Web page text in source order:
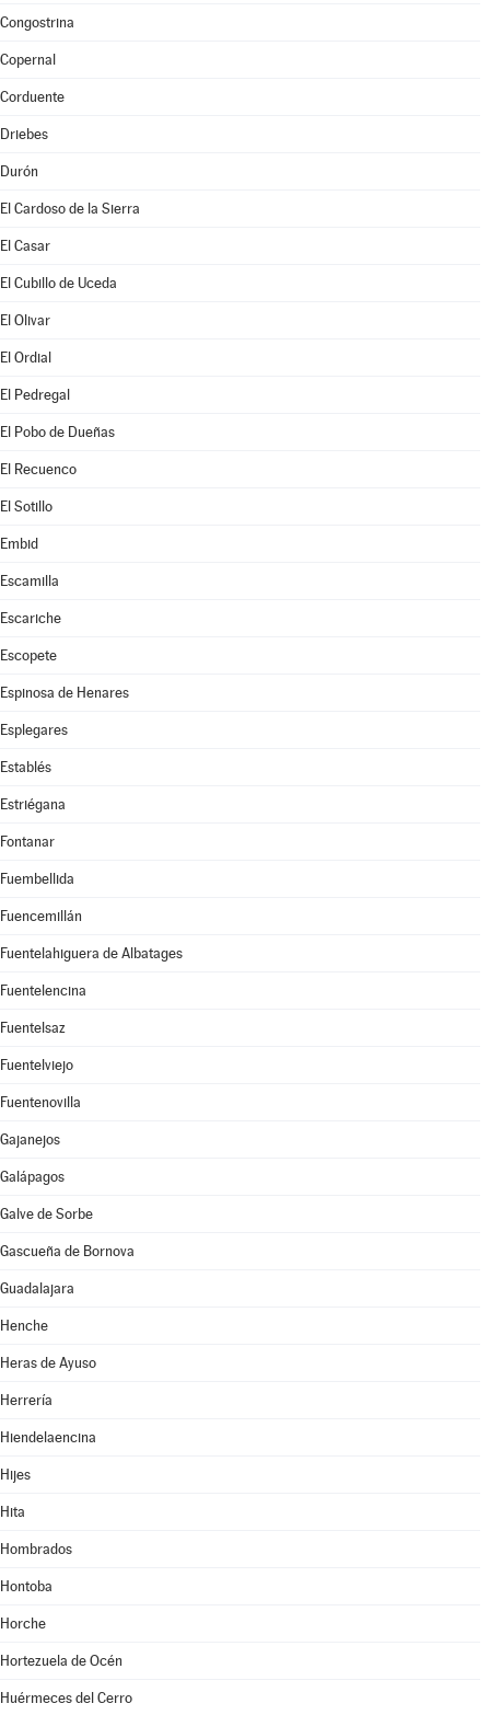
Congostrina
Copernal
Corduente
Driebes
Durón
El Cardoso de la Sierra
El Casar
El Cubillo de Uceda
El Olivar
El Ordial
El Pedregal
El Pobo de Dueñas
El Recuenco
El Sotillo
Embid
Escamilla
Escariche
Escopete
Espinosa de Henares
Esplegares
Establés
Estriégana
Fontanar
Fuembellida
Fuencemillán
Fuentelahiguera de Albatages
Fuentelencina
Fuentelsaz
Fuentelviejo
Fuentenovilla
Gajanejos
Galápagos
Galve de Sorbe
Gascueña de Bornova
Guadalajara
Henche
Heras de Ayuso
Herrería
Hiendelaencina
Hijes
Hita
Hombrados
Hontoba
Horche
Hortezuela de Océn
Huérmeces del Cerro